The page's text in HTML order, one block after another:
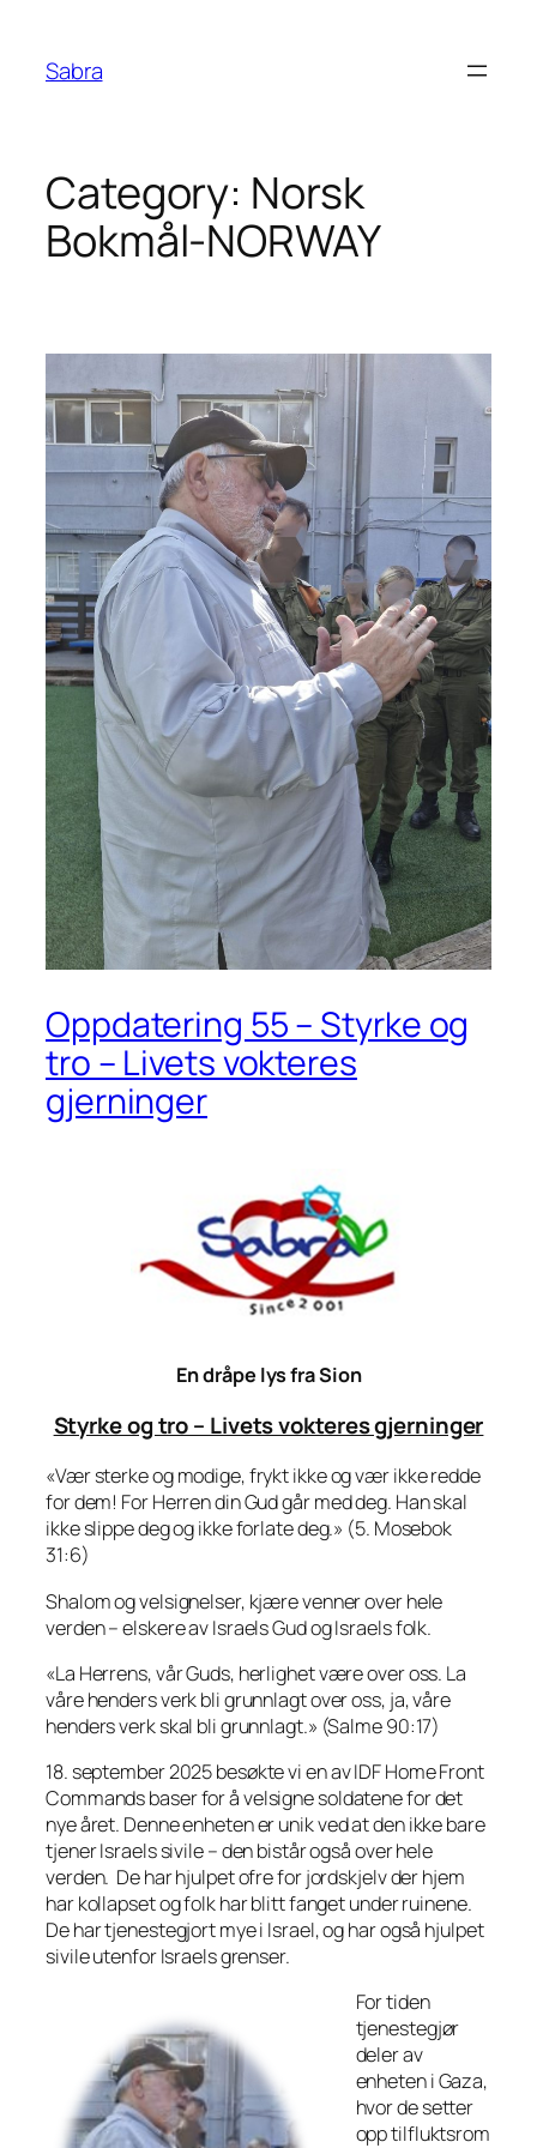
content
Sabra
Category: Norsk
Bokmål-NORWAY
Oppdatering 55 – Styrke og
tro – Livets vokteres
gjerninger
En dråpe lys fra Sion
Styrke og tro – Livets vokteres gjerninger
«Vær sterke og modige, frykt ikke og vær ikke redde
for dem! For Herren din Gud går med deg. Han skal
ikke slippe deg og ikke forlate deg.» (5. Mosebok
31:6)
Shalom og velsignelser, kjære venner over hele
verden – elskere av Israels Gud og Israels folk.
«La Herrens, vår Guds, herlighet være over oss. La
våre henders verk bli grunnlagt over oss, ja, våre
henders verk skal bli grunnlagt.» (Salme 90:17)
18. september 2025 besøkte vi en av IDF Home Front
Commands baser for å velsigne soldatene for det
nye året. Denne enheten er unik ved at den ikke bare
tjener Israels sivile – den bistår også over hele
verden. De har hjulpet ofre for jordskjelv der hjem
har kollapset og folk har blitt fanget under ruinene.
De har tjenestegjort mye i Israel, og har også hjulpet
sivile utenfor Israels grenser.
For tiden
tjenestegjør
deler av
enheten i Gaza,
hvor de setter
opp tilfluktsrom